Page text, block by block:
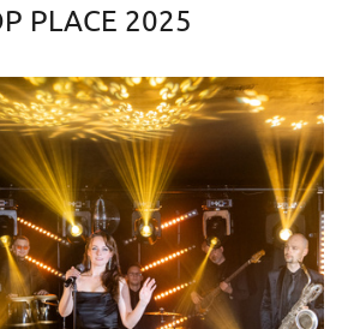
PLACE 2025